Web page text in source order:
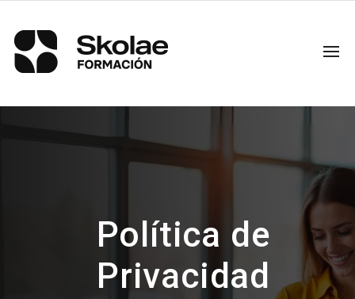
Política de
Privacidad